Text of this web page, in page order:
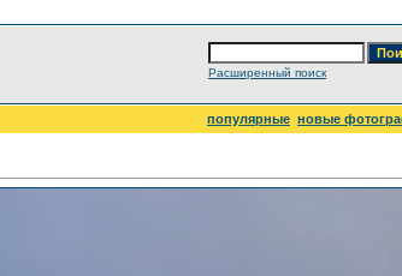
Расширенный поиск
популярные новые